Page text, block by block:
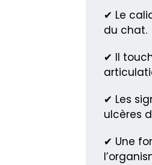
✔ Le
du chat.
✔ Il
✔ Les
ulcères
✔ Une